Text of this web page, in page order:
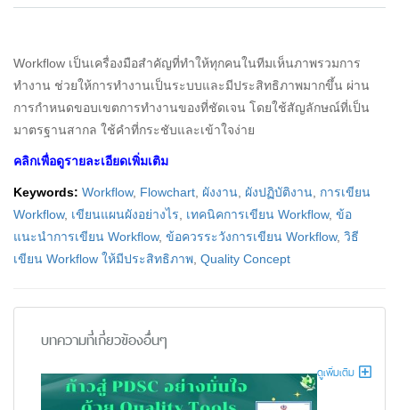
Workflow เป็นเครื่องมือสำคัญที่ทำให้ทุกคนในทีมเห็นภาพรวมการ
ทำงาน ช่วยให้การทำงานเป็นระบบและมีประสิทธิภาพมากขึ้น ผ่าน
การกำหนดขอบเขตการทำงานของที่ชัดเจน โดยใช้สัญลักษณ์ที่เป็น
มาตรฐานสากล ใช้คำที่กระชับและเข้าใจง่าย
คลิกเพื่อดูรายละเอียดเพิ่มเติม
Keywords: Workflow, Flowchart ผังงาน ผังปฏิบัติงาน การเขียน
Workflow, เขียนแผนผังอย่างไร เทคนิคการเขียน Workflow, ข้อ
แนะนำการเขียน Workflow, ข้อควรระวังการเขียน Workflow, วิธี
เขียน Workflow ให้มีประสิทธิภาพ Quality Concept
บทความที่เกี่ยวข้องอื่นๆ
ดูเพิ่มเติม